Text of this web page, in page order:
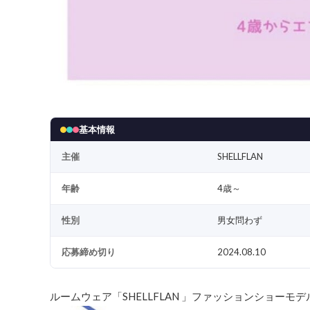
基本情報
主催 SHELLFLAN
年齢 4歳～
性別 男女問わず
応募締め切り 2024.08.10
ルームウェア「SHELLFLAN 」ファッションショーモデ